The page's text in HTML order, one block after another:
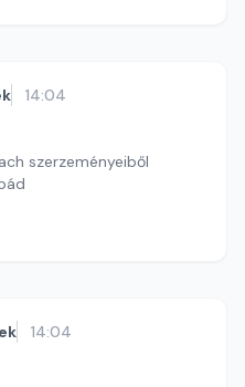
14:04
szerzeményeiből
14:04